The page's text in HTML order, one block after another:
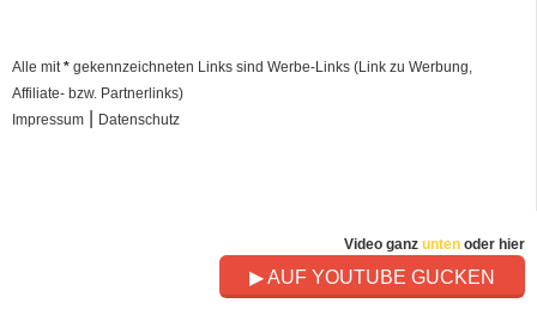
Alle mit* gekennzeichneten Links sind Werbe-Links (Link zu Werbung,
Affiliate- bzw. Partnerlinks)
Impressum
Datenschutz
Video ganz unten oder hier
▶ AUF YOUTUBE GUCKEN